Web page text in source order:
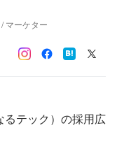
マーケター
るテック）の採用広